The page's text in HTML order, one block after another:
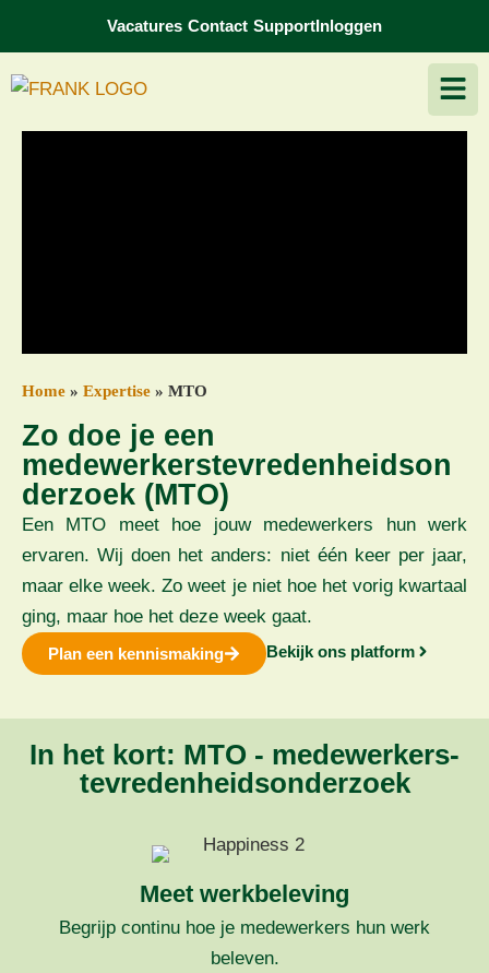
Vacatures Contact SupportInloggen
Home » Expertise » MTO
Zo doe je een
medewerkerstevredenheidson
derzoek (MTO)
Een MTO meet hoe jouw medewerkers hun werk
ervaren. Wij doen het anders: niet één keer per jaar,
maar elke week. Zo weet je niet hoe het vorig kwartaal
ging, maar hoe het deze week gaat.
Plan een kennismaking Bekijk ons platform
In het kort: MTO - medewerkers­
tevredenheids­onderzoek
Meet werkbeleving
Begrijp continu hoe je medewerkers hun werk
beleven.